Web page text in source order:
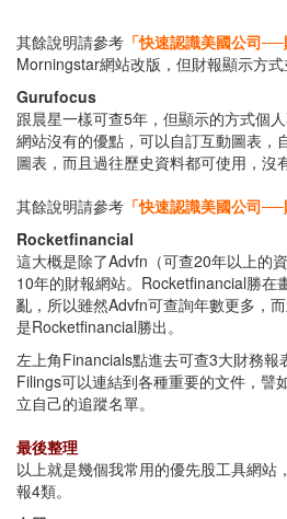
其餘說明請參考 「快速認識美國公司──
Morningstar網站改版，但財報顯示方式
Gurufocus
跟晨星一樣可查5年，但顯示的方式個
網站沒有的優點，可以自訂互動圖表，
圖表，而且過往歷史資料都可使用，沒
其餘說明請參考 「快速認識美國公司──
Rocketfinancial
這大概是除了Advfn（可查20年以上的
10年的財報網站。Rocketfinancial勝在
亂，所以雖然Advfn可查詢年數更多，
是Rocketfinancial勝出。
左上角Financials點進去可查3大財務報
Filings可以連結到各種重要的文件，譬
立自己的追蹤名單。
最後整理
以上就是幾個我常用的優先股工具網站
報4類。